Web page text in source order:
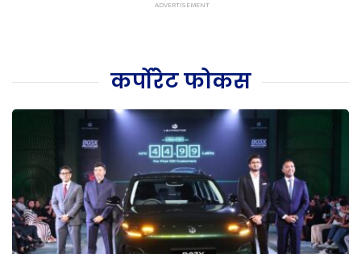
कर्पोरेट फोकस